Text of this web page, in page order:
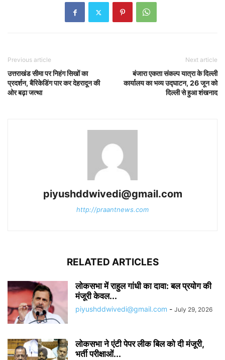
Previous article
उत्तराखंड सीमा पर निहंग सिखों का
प्रदर्शन, बैरिकेडिंग पार कर देहरादून की
ओर बढ़ा जत्था
Next article
बंजारा एकता संकल्प यात्रा के दिल्ली
कार्यालय का भव्य उद्घाटन, 26 जून को
दिल्ली से हुआ शंखनाद
piyushddwivedi@gmail.com
http://praantnews.com
RELATED ARTICLES
लोकसभा में राहुल गांधी का दावा: बल प्रयोग की
मंजूरी केवल...
piyushddwivedi@gmail.com - July 29, 2026
लोकसभा ने एंटी पेपर लीक बिल को दी मंजूरी,
भर्ती परीक्षाओं...